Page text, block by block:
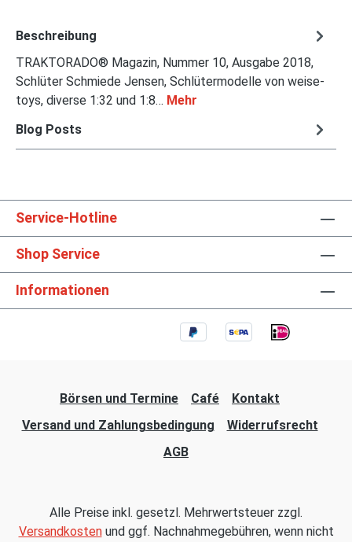
Beschreibung
TRAKTORADO® Magazin, Nummer 10, Ausgabe 2018,
Schlüter Schmiede Jensen, Schlütermodelle von weise-
toys, diverse 1:32 und 1:8… Mehr
Blog Posts
Service-Hotline
Shop Service
Informationen
Börsen und Termine Café
Kontakt
Versand und Zahlungsbedingung
Widerrufsrecht
AGB
Alle Preise inkl. gesetzl. Mehrwertsteuer zzgl.
Versandkostenund ggf. Nachnahmegebühren, wenn nicht